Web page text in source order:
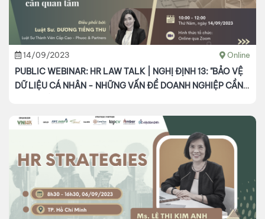
14/09/2023 Online
PUBLIC WEBINAR: HR LAW TALK | NGHỊ ĐỊNH 13: "BẢO VỆ
DỮ LIỆU CÁ NHÂN - NHỮNG VẤN ĐỀ DOANH NGHIỆP CẦN